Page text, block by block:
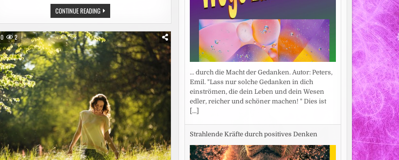
CONTINUE READINGENTSPANNTER
SCHLAFEN
DURCH
SPAREN
/
FINANZEXPERTIN
ASTRID
ZEHBE
UND
TOO
GOOD
TO
GO
VERRATEN
6
PRAKTISCHE
TIPPS,
WIE
SPAREN
ZU
MEHR
LEBENSQUALITÄT
FÜHRT
0 2
... durch die Macht der Gedanken. Autor: Peters,
Emil. "Lass nur solche Gedanken in dich
einströmen, die dein Leben und dein Wesen
edler, reicher und schöner machen! " Dies ist
[...]
Strahlende Kräfte durch positives Denken